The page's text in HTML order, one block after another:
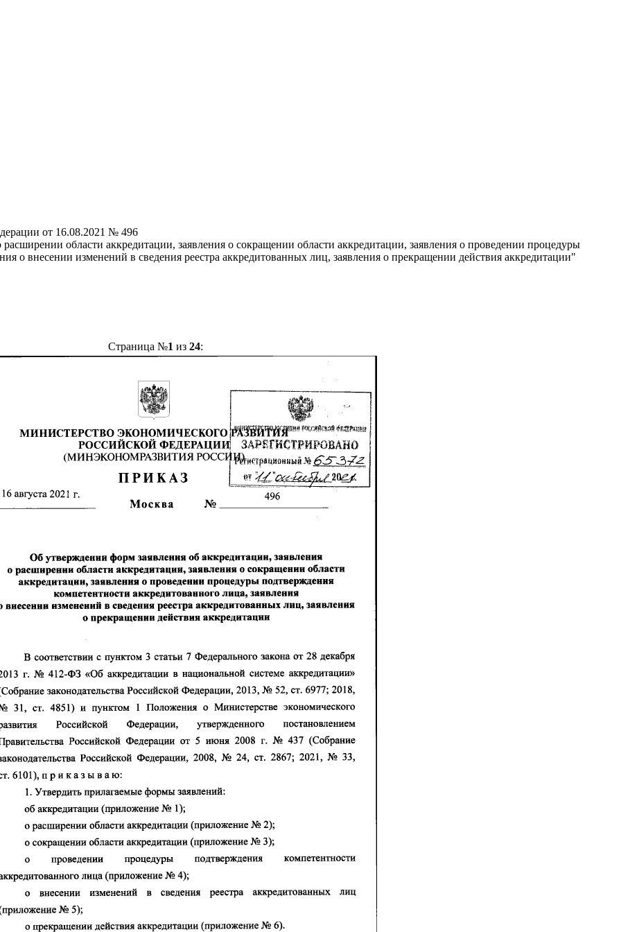
от 16.08.2021 № 496
области аккредитации, заявления о сокращении области аккредитации, заявления о проведении процедуры
о внесении изменений в сведения реестра аккредитованных лиц, заявления о прекращении действия аккредитации"
Страница №1 из 24: